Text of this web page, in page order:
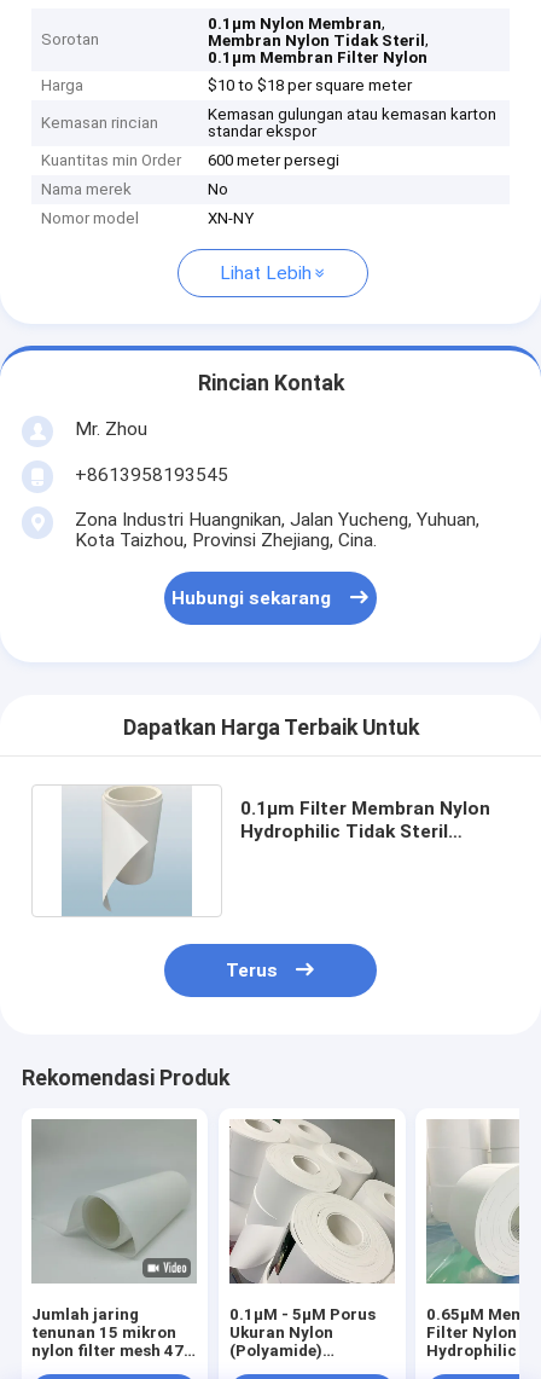
Sorotan
0.1μm Nylon Membran,
Membran Nylon Tidak Steril,
0.1μm Membran Filter Nylon
Harga
$10 to $18 per square meter
Kemasan rincian
Kemasan gulungan atau kemasan karton
standar ekspor
Kuantitas min Order
600 meter persegi
Nama merek
No
Nomor model
XN-NY
Lihat Lebih
Rincian Kontak
Mr. Zhou
+8613958193545
Zona Industri Huangnikan, Jalan Yucheng, Yuhuan,
Kota Taizhou, Provinsi Zhejiang, Cina.
Hubungi sekarang
Dapatkan Harga Terbaik Untuk
0.1μm Filter Membran Nylon
Hydrophilic Tidak Steril
Terus
Rekomendasi Produk
Jumlah jaring
tenunan 15 mikron
nylon filter mesh 470
0.1μM - 5μM Porus
Ukuran Nylon
(Polyamide)
0.65μM
Filter Nylon
Hydrophilic